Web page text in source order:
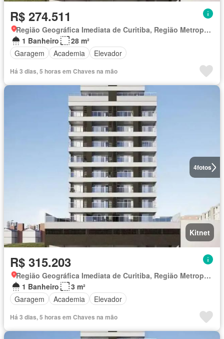
R$ 274.511
Região Geográfica Imediata de Curitiba, Região Metropolitana de Curitiba
1 Banheiro
28 m²
Garagem
Academia Elevador
Há 3 dias, 5 horas em Chaves na mão
4fotos
Kitnet
R$ 315.203
Região Geográfica Imediata de Curitiba, Região Metropolitana de Curitiba
1 Banheiro
3 m²
Garagem
Academia Elevador
Há 3 dias, 5 horas em Chaves na mão